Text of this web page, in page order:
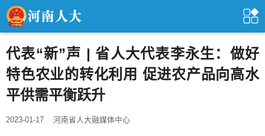
代表“新”声 | 省人大代表李永生：做好
特色农业的转化利用 促进农产品向高水
平供需平衡跃升
2023-01-17 河南省人大融媒体中心